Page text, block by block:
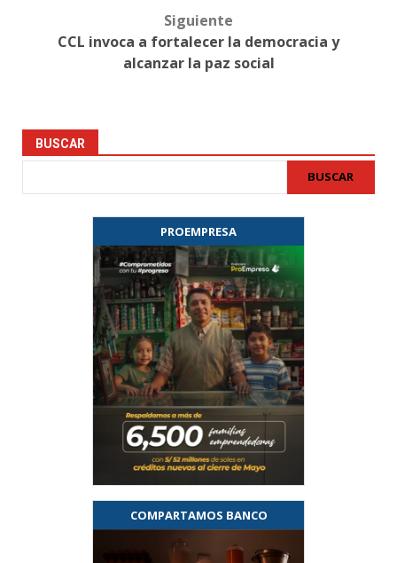
Siguiente
CCL invoca a fortalecer la democracia y
alcanzar la paz social
BUSCAR
BUSCAR
PROEMPRESA
COMPARTAMOS BANCO